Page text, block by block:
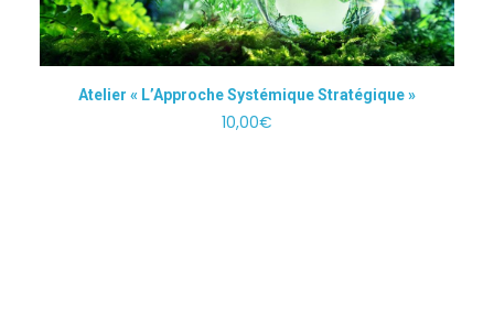
AJOUTER AU PANIER
Atelier « L’Approche Systémique Stratégique »
10,00€